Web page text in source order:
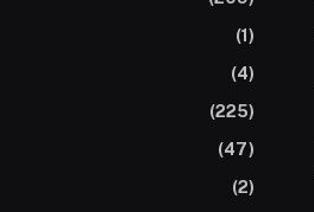
(1)
(4)
(225)
(47)
(2)